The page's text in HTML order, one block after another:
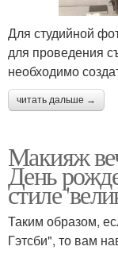
Для студийной
для проведения
необходимо
читать дальше →
Макияж
День
стиле
Таким образом,
Гэтсби", то вам